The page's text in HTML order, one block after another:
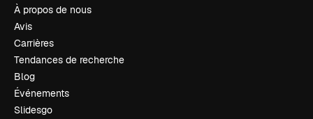
À propos de nous
Avis
Carrières
Tendances de recherche
Blog
Événements
Slidesgo